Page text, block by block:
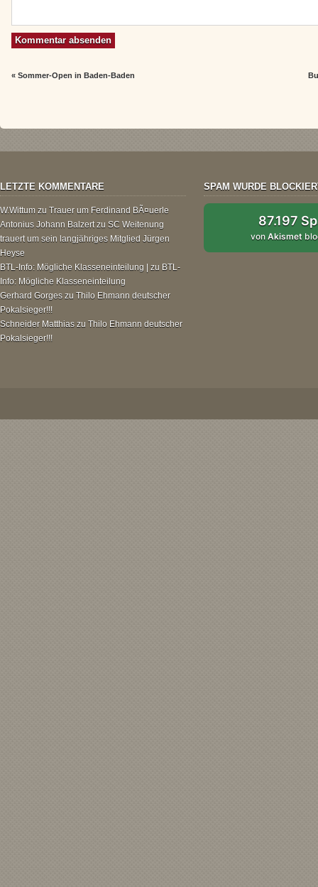
«Sommer-Open in Baden-Baden
LETZTE KOMMENTARE
W.Wittum zu Trauer um Ferdinand BÃ¤uerle
Antonius Johann Balzertzu SC Weitenung
trauert um sein langjähriges Mitglied Jürgen
Heyse
BTL-Info: Mögliche Klasseneinteilung | zu BTL-
Info: Mögliche Klasseneinteilung
Gerhard Gorges zu Thilo Ehmann deutscher
Pokalsieger!!!
Schneider Matthias zu Thilo Ehmann deutscher
Pokalsieger!!!
SPAM WURDE
87.197
vonAkismet